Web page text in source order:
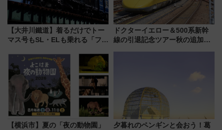
【大井川鐵道】着るだけでトー
マス号もSL・ELも乗れる「フリ
受注販売
ドクターイエロー＆500系新幹
線の引退記念ツアー秋の追加企
【横浜市】夏の「夜の動物園」
夕暮れのペンギンと会おう！葛